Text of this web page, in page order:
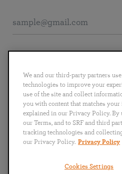
English Deutsch Español
Português
日本語 ไทย
We and our third-party partners
technologies to improve your
use of the site and collect
you with content that matches your
explained in our Privacy Policy. By
our Terms, and to SRF and third
tracking technologies and
our Privacy Policy. Privacy Policy
Cookies Settings